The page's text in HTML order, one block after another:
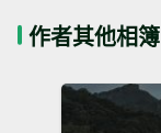
作者其他相簿